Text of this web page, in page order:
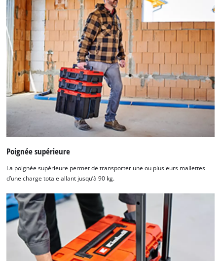
Poignée supérieure
La poignée supérieure permet de transporter une ou plusieurs mallettes
d’une charge totale allant jusqu’à 90 kg.